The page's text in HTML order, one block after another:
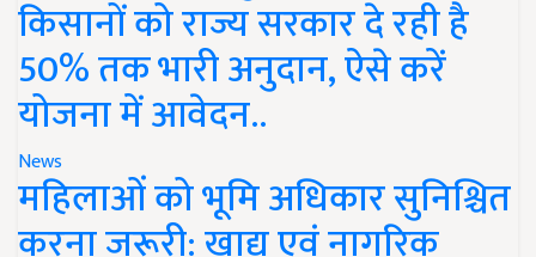
किसानों को राज्य सरकार दे रही है
50% तक भारी अनुदान, ऐसे करें
योजना में आवेदन..
News
महिलाओं को भूमि अधिकार सुनिश्चित
करना जरूरी: खाद्य एवं नागरिक